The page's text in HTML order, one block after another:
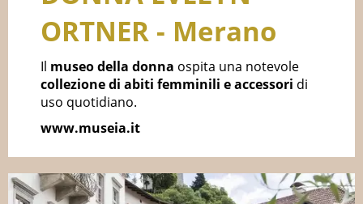
ORTNER - Merano
Il museo della donna ospita una notevole
collezione di abiti femminili e accessori di
uso quotidiano.
www.museia.it